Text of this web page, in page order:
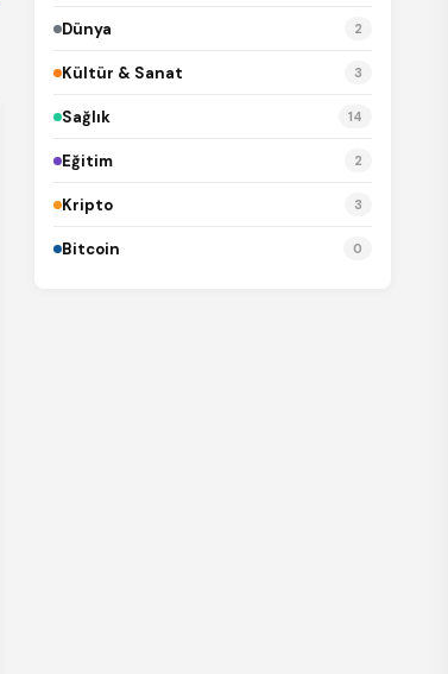
Dünya 2
Kültür & Sanat 3
Sağlık 14
Eğitim 2
Kripto 3
Bitcoin 0